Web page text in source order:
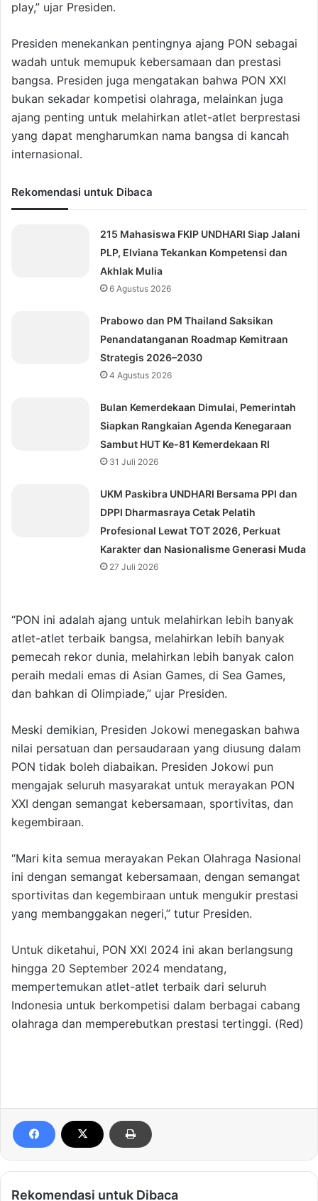
play,” ujar Presiden.
Presiden menekankan pentingnya ajang PON sebagai
wadah untuk memupuk kebersamaan dan prestasi
bangsa. Presiden juga mengatakan bahwa PON XXI
bukan sekadar kompetisi olahraga, melainkan juga
ajang penting untuk melahirkan atlet-atlet berprestasi
yang dapat mengharumkan nama bangsa di kancah
internasional.
Rekomendasi untuk Dibaca
215 Mahasiswa FKIP UNDHARI Siap Jalani
PLP, Elviana Tekankan Kompetensi dan
Akhlak Mulia
6 Agustus 2026
Prabowo dan PM Thailand Saksikan
Penandatanganan Roadmap Kemitraan
Strategis 2026–2030
4 Agustus 2026
Bulan Kemerdekaan Dimulai, Pemerintah
Siapkan Rangkaian Agenda Kenegaraan
Sambut HUT Ke-81 Kemerdekaan RI
31 Juli 2026
UKM Paskibra UNDHARI Bersama PPI dan
DPPI Dharmasraya Cetak Pelatih
Profesional Lewat TOT 2026, Perkuat
Karakter dan Nasionalisme Generasi Muda
27 Juli 2026
“PON ini adalah ajang untuk melahirkan lebih banyak
atlet-atlet terbaik bangsa, melahirkan lebih banyak
pemecah rekor dunia, melahirkan lebih banyak calon
peraih medali emas di Asian Games, di Sea Games,
dan bahkan di Olimpiade,” ujar Presiden.
Meski demikian, Presiden Jokowi menegaskan bahwa
nilai persatuan dan persaudaraan yang diusung dalam
PON tidak boleh diabaikan. Presiden Jokowi pun
mengajak seluruh masyarakat untuk merayakan PON
XXI dengan semangat kebersamaan, sportivitas, dan
kegembiraan.
“Mari kita semua merayakan Pekan Olahraga Nasional
ini dengan semangat kebersamaan, dengan semangat
sportivitas dan kegembiraan untuk mengukir prestasi
yang membanggakan negeri,” tutur Presiden.
Untuk diketahui, PON XXI 2024 ini akan berlangsung
hingga 20 September 2024 mendatang,
mempertemukan atlet-atlet terbaik dari seluruh
Indonesia untuk berkompetisi dalam berbagai cabang
olahraga dan memperebutkan prestasi tertinggi. (Red)
Rekomendasi untuk Dibaca